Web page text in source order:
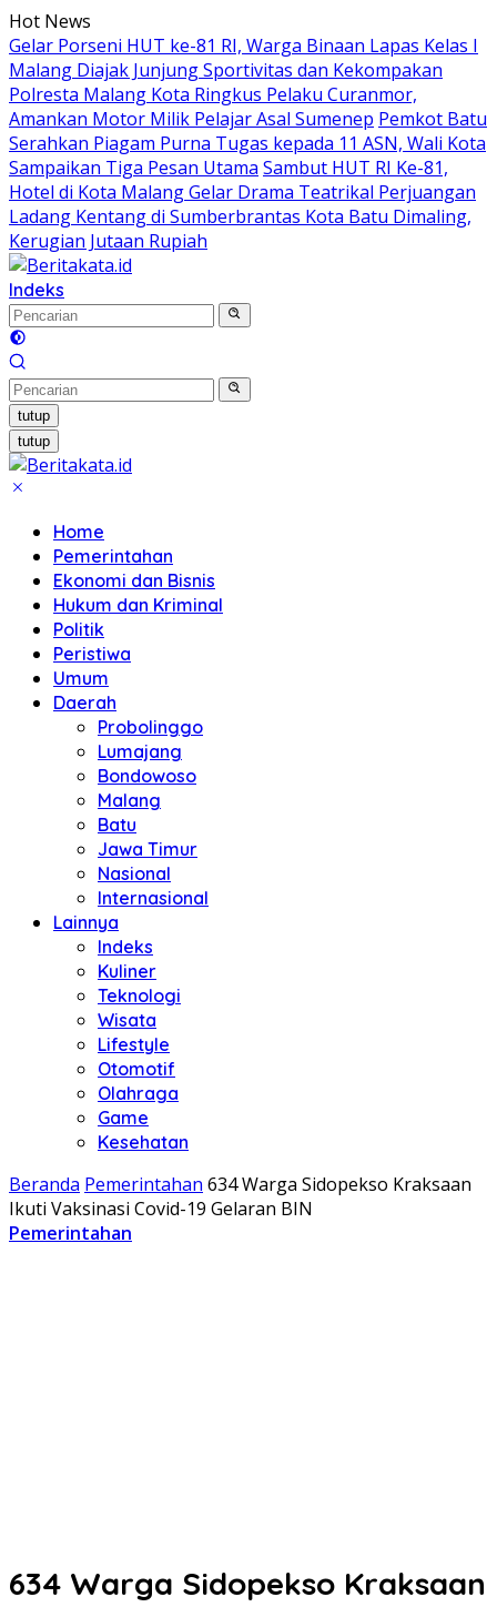
Langsung
ke
konten
Hot News
Gelar Porseni HUT ke-81 RI, Warga Binaan Lapas Kelas I
Malang Diajak Junjung Sportivitas dan Kekompakan
Polresta Malang Kota Ringkus Pelaku Curanmor,
Amankan Motor Milik Pelajar Asal Sumenep Pemkot Batu
Serahkan Piagam Purna Tugas kepada 11 ASN, Wali Kota
Sampaikan Tiga Pesan Utama Sambut HUT RI Ke-81,
Hotel di Kota Malang Gelar Drama Teatrikal Perjuangan
Ladang Kentang di Sumberbrantas Kota Batu Dimaling,
Kerugian Jutaan Rupiah
Indeks
tutup
tutup
Home
Pemerintahan
Ekonomi dan Bisnis
Hukum dan Kriminal
Politik
Peristiwa
Umum
Daerah
Probolinggo
Lumajang
Bondowoso
Malang
Batu
Jawa Timur
Nasional
Internasional
Lainnya
Indeks
Kuliner
Teknologi
Wisata
Lifestyle
Otomotif
Olahraga
Game
Kesehatan
Beranda Pemerintahan 634 Warga Sidopekso Kraksaan
Ikuti Vaksinasi Covid-19 Gelaran BIN
Pemerintahan
634 Warga Sidopekso Kraksaan